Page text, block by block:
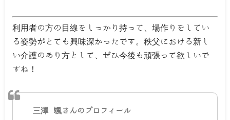
利用者の方の目線をしっかり持って、場作りをしてい
る姿勢がとても興味深かったです。秩父における新し
い介護のあり方として、ぜひ今後も頑張って欲しいで
すね！
三澤 颯さんのプロフィール